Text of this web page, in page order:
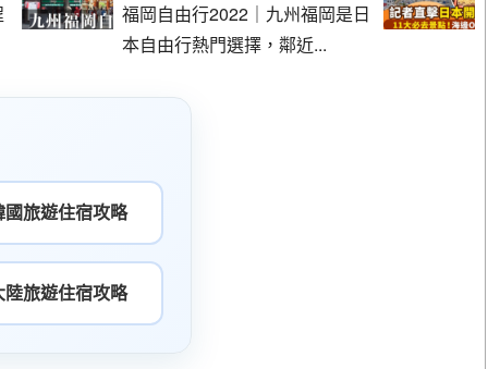
福岡自由行2022｜九州福岡是日
本自由行熱門選擇，鄰近...
國旅遊住宿攻略
陸旅遊住宿攻略